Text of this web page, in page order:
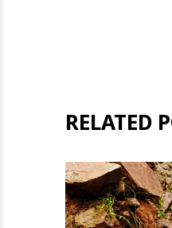
RELATED